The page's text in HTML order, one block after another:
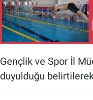
Gençlik ve Spor İl
duyulduğu